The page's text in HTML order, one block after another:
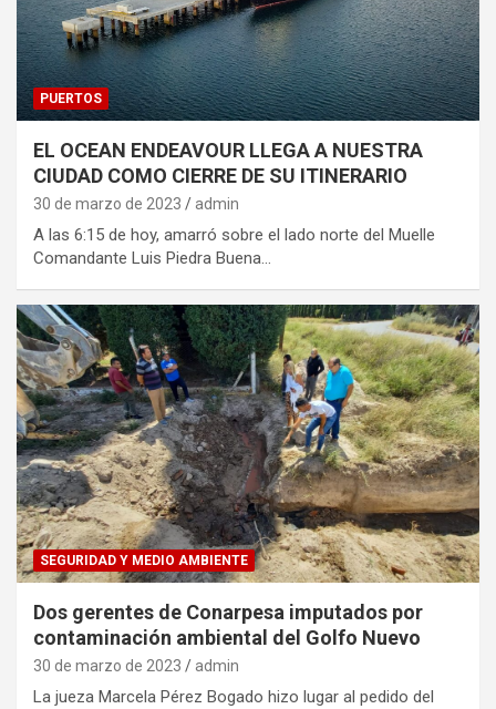
PUERTOS
EL OCEAN ENDEAVOUR LLEGA A NUESTRA
CIUDAD COMO CIERRE DE SU ITINERARIO
30 de marzo de 2023 admin
A las 6:15 de hoy, amarró sobre el lado norte del Muelle
Comandante Luis Piedra Buena…
SEGURIDAD Y MEDIO AMBIENTE
Dos gerentes de Conarpesa imputados por
contaminación ambiental del Golfo Nuevo
30 de marzo de 2023 admin
La jueza Marcela Pérez Bogado hizo lugar al pedido del